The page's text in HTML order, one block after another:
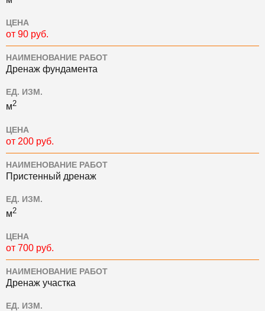
ЦЕНА
от 90 руб.
НАИМЕНОВАНИЕ РАБОТ
Дренаж фундамента
ЕД. ИЗМ.
м2
ЦЕНА
от 200 руб.
НАИМЕНОВАНИЕ РАБОТ
Пристенный дренаж
ЕД. ИЗМ.
м2
ЦЕНА
от 700 руб.
НАИМЕНОВАНИЕ РАБОТ
Дренаж участка
ЕД. ИЗМ.